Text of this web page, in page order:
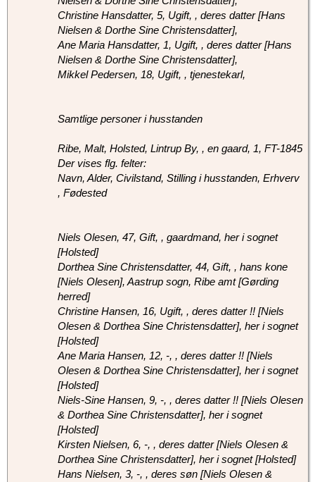
Christine Hansdatter, 5, Ugift, , deres datter [Hans
Nielsen & Dorthe Sine Christensdatter],
Ane Maria Hansdatter, 1, Ugift, , deres datter [Hans
Nielsen & Dorthe Sine Christensdatter],
Mikkel Pedersen, 18, Ugift, , tjenestekarl,
Samtlige personer i husstanden
Ribe, Malt, Holsted, Lintrup By, , en gaard, 1, FT-1845
Der vises flg. felter:
Navn, Alder, Civilstand, Stilling i husstanden, Erhverv
, Fødested
Niels Olesen, 47, Gift, , gaardmand, her i sognet
[Holsted]
Dorthea Sine Christensdatter, 44, Gift, , hans kone
[Niels Olesen], Aastrup sogn, Ribe amt [Gørding
herred]
Christine Hansen, 16, Ugift, , deres datter !! [Niels
Olesen & Dorthea Sine Christensdatter], her i sognet
[Holsted]
Ane Maria Hansen, 12, -, , deres datter !! [Niels
Olesen & Dorthea Sine Christensdatter], her i sognet
[Holsted]
Niels-Sine Hansen, 9, -, , deres datter !! [Niels Olesen
& Dorthea Sine Christensdatter], her i sognet
[Holsted]
Kirsten Nielsen, 6, -, , deres datter [Niels Olesen &
Dorthea Sine Christensdatter], her i sognet [Holsted]
Hans Nielsen, 3, -, , deres søn [Niels Olesen &